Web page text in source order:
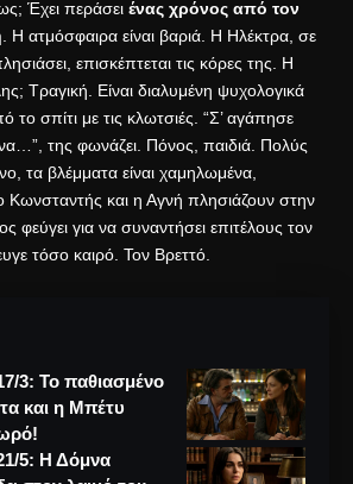
Έχει περάσει ένας χρόνος από τον
. Η ατμόσφαιρα είναι βαριά. Η Ηλέκτρα, σε
επισκέπτεται τις κόρες της. Η
Τραγική. Είναι διαλυμένη ψυχολογικά
το σπίτι με τις κλωτσιές. “Σ’ αγάπησε
της φωνάζει. Πόνος, παιδιά. Πολύς
τα βλέμματα είναι χαμηλωμένα,
και η Αγνή πλησιάζουν στην
φεύγει για να συναντήσει επιτέλους τον
τόσο καιρό. Τον Βρεττό.
3: Το παθιασμένο
και η Μπέτυ
5: Η Δόμνα